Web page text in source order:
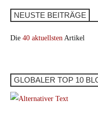
NEUSTE BEITRÄGE
Die 40 aktuellsten Artikel
GLOBALER TOP 10